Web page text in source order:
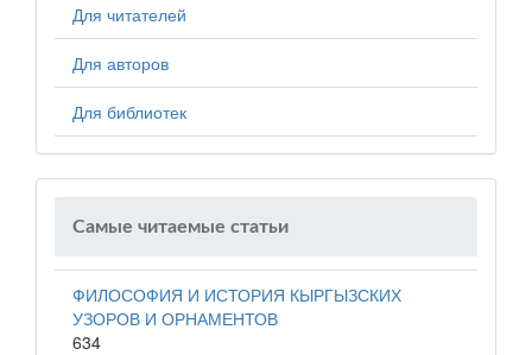
Для читателей
Для авторов
Для библиотек
Самые читаемые статьи
ФИЛОСОФИЯ И ИСТОРИЯ КЫРГЫЗСКИХ
УЗОРОВ И ОРНАМЕНТОВ
634